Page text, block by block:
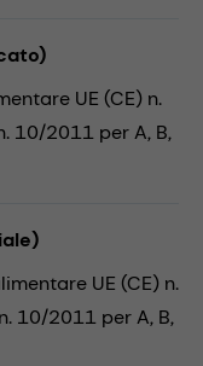
UE (CE) n.
10/2011 per A, B,
UE (CE) n.
10/2011 per A, B,